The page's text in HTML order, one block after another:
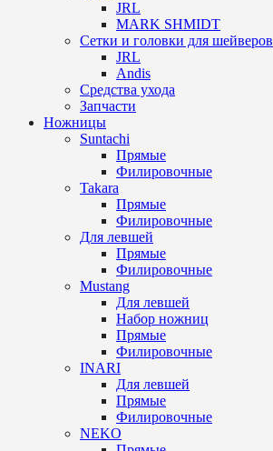
JRL
MARK SHMIDT
Сетки и головки для шейверов
JRL
Andis
Средства ухода
Запчасти
Ножницы
Suntachi
Прямые
Филировочные
Takara
Прямые
Филировочные
Для левшей
Прямые
Филировочные
Mustang
Для левшей
Набор ножниц
Прямые
Филировочные
INARI
Для левшей
Прямые
Филировочные
NEKO